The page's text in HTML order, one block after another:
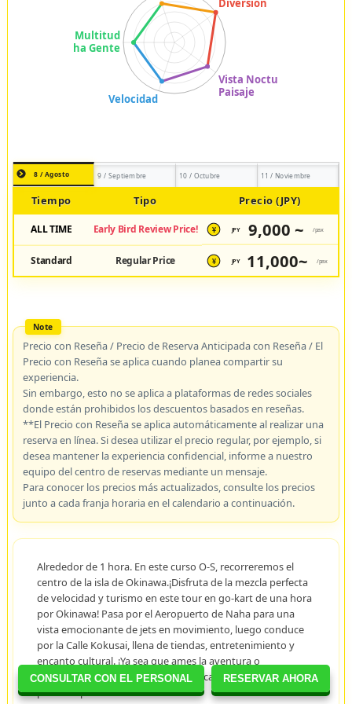
CONSULTAR CON EL PERSONAL RESERVAR AHORA
8 / Agosto 9 / Septiembre 10 / Octubre 11 / Noviembre
Tiempo Tipo Precio (JPY)
ALL TIME Early Bird Review Price! ¥ JPY 9,000 ~ /pax
Standard Regular Price ¥ JPY 11,000~ /pax
Precio con Reseña / Precio de Reserva Anticipada con Reseña / El
Precio con Reseña se aplica cuando planea compartir su
experiencia.
Sin embargo, esto no se aplica a plataformas de redes sociales
donde están prohibidos los descuentos basados en reseñas.
**El Precio con Reseña se aplica automáticamente al realizar una
reserva en línea. Si desea utilizar el precio regular, por ejemplo, si
desea mantener la experiencia confidencial, informe a nuestro
equipo del centro de reservas mediante un mensaje.
Para conocer los precios más actualizados, consulte los precios
junto a cada franja horaria en el calendario a continuación.
Alrededor de 1 hora. En este curso O-S, recorreremos el
centro de la isla de Okinawa.¡Disfruta de la mezcla perfecta
de velocidad y turismo en este tour en go-kart de una hora
por Okinawa! Pasa por el Aeropuerto de Naha para una
vista emocionante de jets en movimiento, luego conduce
por la Calle Kokusai, llena de tiendas, entretenimiento y
encanto cultural. ¡Ya sea que ames la aventura o
simplemente quieras una forma única de explorar, este
paseo es para ti!